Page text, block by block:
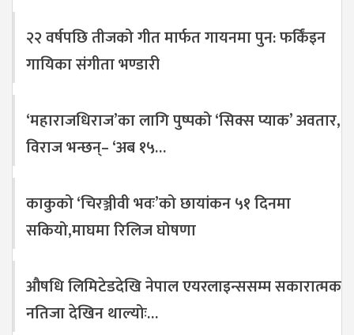
२२ वर्षपछि तीजको गीत मार्फत गायनमा पुन: फर्किंइन
गायिका संगीता भण्डारी
‘महाराजधिराज’का लागि पुष्पको ‘सिक्स प्याक’ अवतार,
विराज भन्छन्– ‘अब १५…
काकुको ‘चिरञ्जीवी भवः’को छायांकन ५१ दिनमा
सकियो,माघमा रिलिज घोषणा
औषधि लिमिटेडदेखि नेपाल एयरलाइन्ससम्म सकारात्मक
नतिजा देखिन थाल्योः…